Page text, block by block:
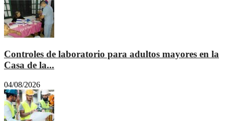
Controles de laboratorio para adultos mayores en la
Casa de la...
04/08/2026